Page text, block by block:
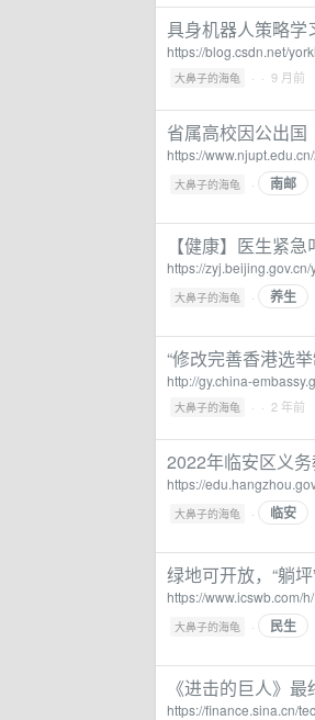
具身机器人策略
https://blog.csdn.net/
大鼻子的海龟 · · 9 月前
省属高校因公出
https://
大鼻子的海龟 · 南邮
【健康】医生紧
https://
大鼻子的海龟 · 养生
“修改完善香港选
http://gy.china-
大鼻子的海龟 · · 2 年前
2022年临安区义务
https://
大鼻子的海龟 · 临安
绿地可开放，“躺
https://www.icswb.com/
大鼻子的海龟 · 民生
《进击的巨人》
https://finance.sina.cn/